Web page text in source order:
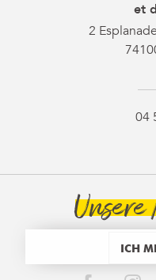
et
2
04
ICH